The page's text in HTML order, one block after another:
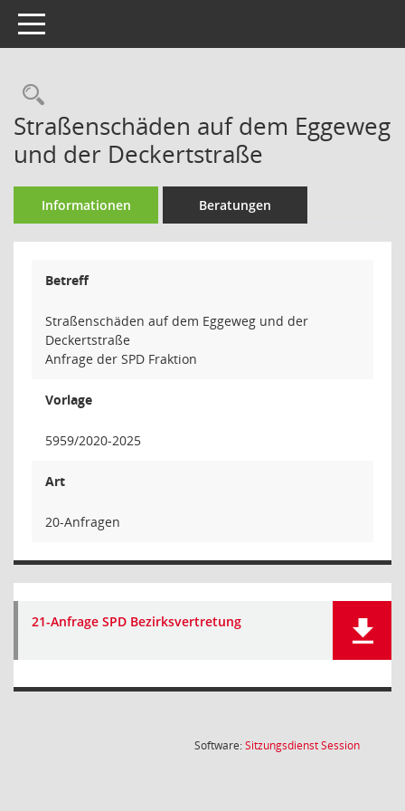
Toggle navigation
Rechercheauswahl
Straßenschäden auf dem Eggeweg
und der Deckertstraße
Informationen Beratungen
Betreff
Straßenschäden auf dem Eggeweg und der
Deckertstraße
Anfrage der SPD Fraktion
Vorlage
5959/2020-2025
Art
20-Anfragen
21-Anfrage SPD Bezirksvertretung
Software:SitzungsdienstSession(Wird in